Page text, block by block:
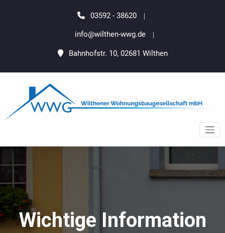
03592 - 38620
info@wilthen-wwg.de
Bahnhofstr. 10, 02681 Wilthen
Wohnungsbaugesellschaft
mbH
Wichtige Information